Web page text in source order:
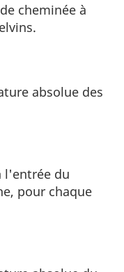
cheminée à
absolue des
l'entrée du
pour chaque